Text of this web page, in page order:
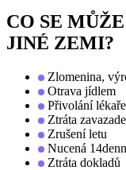
CO SE
JINÉ ZEMI?
Zlomenina,
Otrava jídlem
Přivolání
Ztráta
Zrušení letu
Nucená
Ztráta dokladů